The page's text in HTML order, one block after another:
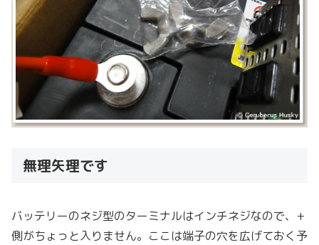
無理矢理です
バッテリーのネジ型のターミナルはインチネジなので、+
側がちょっと入りません。ここは端子の穴を広げておく予